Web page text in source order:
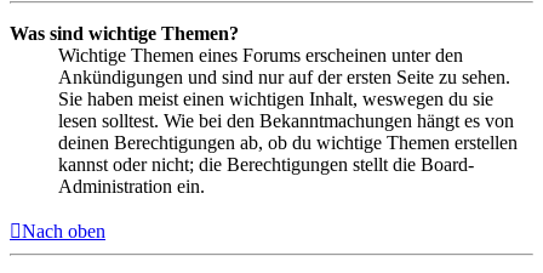
Was sind wichtige Themen?
Wichtige Themen eines Forums erscheinen unter den
Ankündigungen und sind nur auf der ersten Seite zu sehen.
Sie haben meist einen wichtigen Inhalt, weswegen du sie
lesen solltest. Wie bei den Bekanntmachungen hängt es von
deinen Berechtigungen ab, ob du wichtige Themen erstellen
kannst oder nicht; die Berechtigungen stellt die Board-
Administration ein.
Nach oben